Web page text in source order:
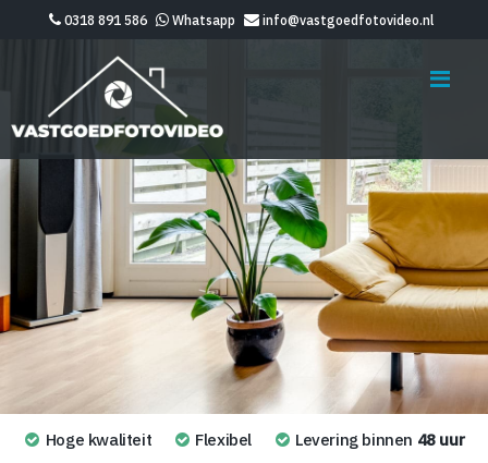
0318 891 586 Whatsapp info@vastgoedfotovideo.nl
Hoge kwaliteit Flexibel Levering binnen 48 uur